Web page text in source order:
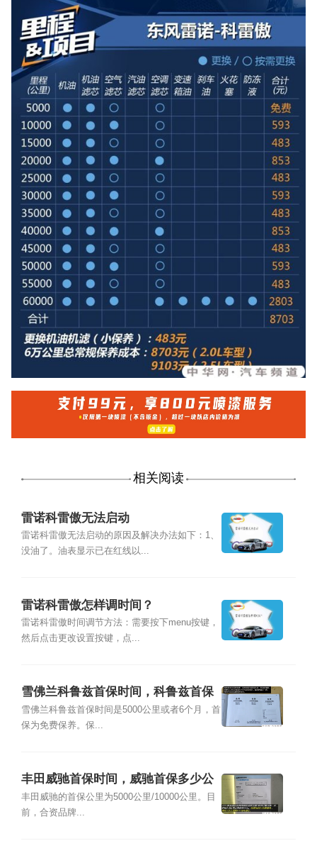
相关阅读
雷诺科雷傲无法启动
雷诺科雷傲无法启动的原因及解决办法如下：1、
没油了。油表显示已在红线以...
雷诺科雷傲怎样调时间？
雷诺科雷傲时间调节方法：需要按下menu按键，
然后点击更改设置按键，点...
雪佛兰科鲁兹首保时间，科鲁兹首保
多少公里
雪佛兰科鲁兹首保时间是5000公里或者6个月，首
保为免费保养。保...
丰田威驰首保时间，威驰首保多少公
里
丰田威驰的首保公里为5000公里/10000公里。目
前，合资品牌...